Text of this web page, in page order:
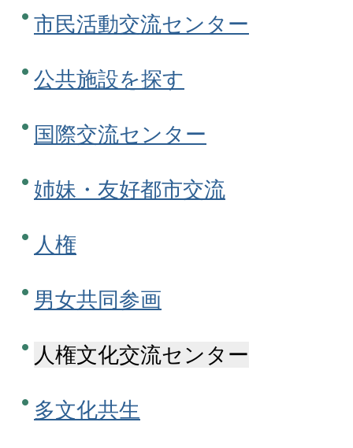
市民活動交流センター
公共施設を探す
国際交流センター
姉妹・友好都市交流
人権
男女共同参画
人権文化交流センター
多文化共生